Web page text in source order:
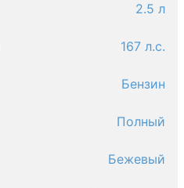
2.5 л
167 л.с.
Бензин
Полный
Бежевый